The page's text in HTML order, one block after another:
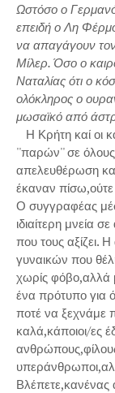
Ωστόσο ο
επειδή ο Λη
να απαγάγουν
Μίλερ. Όσο ο
Ναταλίας ότι ο
ολόκληρος ο
μωσαϊκό από
Η Κρήτη καί οι
''παρών'' σε
απελευθέρωση
έκαναν
Ο συγγραφέας
ιδιαίτερη μνεία
που τους αξίζει.
γυναικών που
χωρίς φόβο,αλλά
ένα πρότυπο για
ποτέ να ξεχνάμε
καλά,κάποιοι/ες
Βλέπετε,κανένας